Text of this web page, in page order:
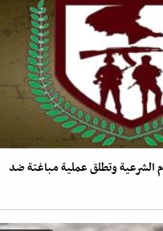
الشرعية وتطلق عملية مباغتة ضد